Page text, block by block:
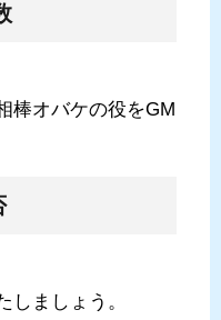
棒オバケの役をGM
しましょう。